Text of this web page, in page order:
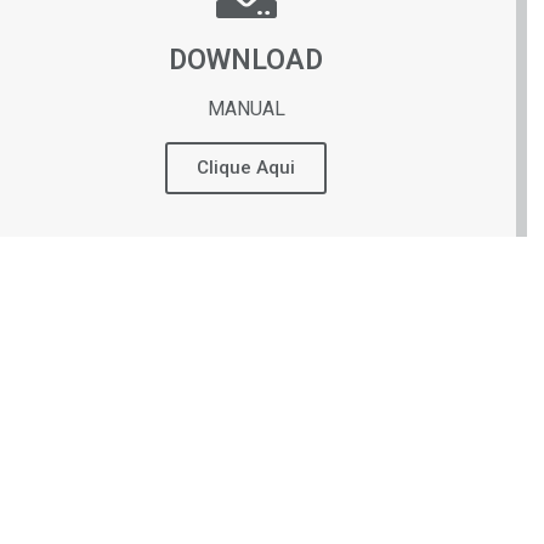
DOWNLOAD
MANUAL
Clique Aqui